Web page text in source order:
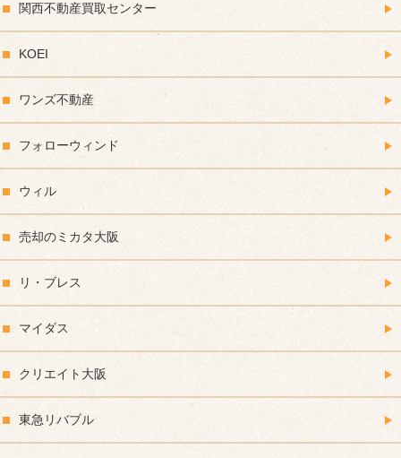
関西不動産買取センター
KOEI
ワンズ不動産
フォローウィンド
ウィル
売却のミカタ大阪
リ・ブレス
マイダス
クリエイト大阪
東急リバブル